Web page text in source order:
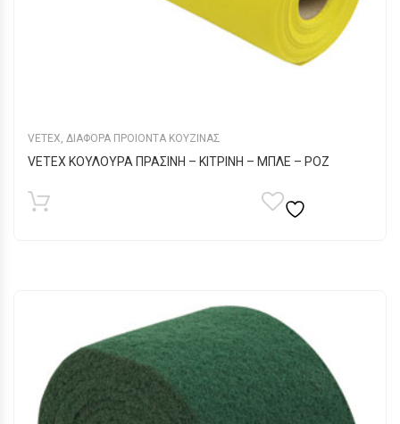
VETEX, ΔΙΑΦΟΡΑ ΠΡΟΙΟΝΤΑ ΚΟΥΖΙΝΑΣ
VETEX ΚΟΥΛΟΥΡΑ ΠΡΑΣΙΝΗ – ΚΙΤΡΙΝΗ – ΜΠΛΕ – ΡΟΖ